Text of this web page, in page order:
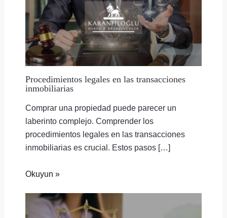
Procedimientos legales en las transacciones
inmobiliarias
Comprar una propiedad puede parecer un
laberinto complejo. Comprender los
procedimientos legales en las transacciones
inmobiliarias es crucial. Estos pasos […]
Okuyun »